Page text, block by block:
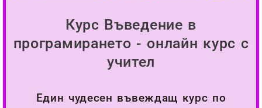
Курс Въведение в
програмирането - онлайн курс с
учител
Един чудесен въвеждащ курс по